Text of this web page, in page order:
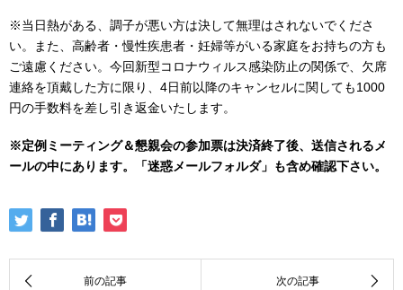
※当日熱がある、調子が悪い方は決して無理はされないでくださ
い。また、高齢者・慢性疾患者・妊婦等がいる家庭をお持ちの方も
ご遠慮ください。今回新型コロナウィルス感染防止の関係で、欠席
連絡を頂戴した方に限り、4日前以降のキャンセルに関しても1000
円の手数料を差し引き返金いたします。
※定例ミーティング＆懇親会の参加票は決済終了後、送信されるメ
ールの中にあります。「迷惑メールフォルダ」も含め確認下さい。